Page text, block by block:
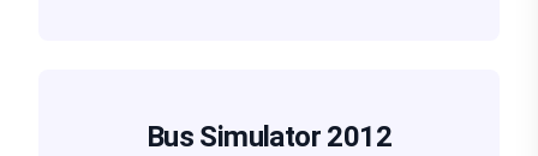
Bus Simulator 2012